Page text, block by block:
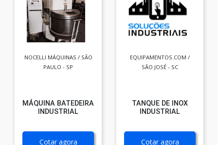
NOCELLI MÁQUINAS / SÃO
PAULO - SP
MÁQUINA BATEDEIRA
INDUSTRIAL
Cotar agora
EQUIPAMENTOS.COM /
SÃO JOSÉ - SC
TANQUE DE INOX
INDUSTRIAL
Cotar agora